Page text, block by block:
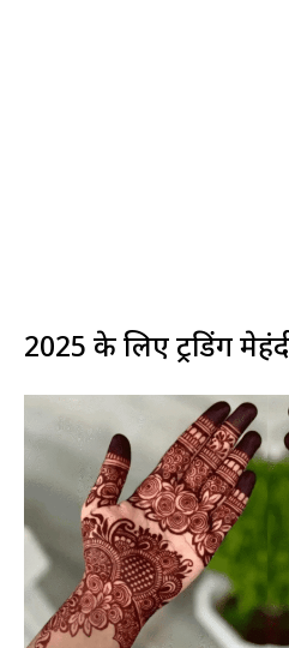
2025 के लिए ट्रेंडिंग